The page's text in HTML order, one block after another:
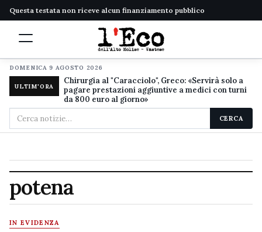
Questa testata non riceve alcun finanziamento pubblico
DOMENICA 9 AGOSTO 2026
ULTIM'ORA
Chirurgia al "Caracciolo", Greco: «Servirà solo a
pagare prestazioni aggiuntive a medici con turni
da 800 euro al giorno»
Cerca
nel
CERCA
potena
IN EVIDENZA